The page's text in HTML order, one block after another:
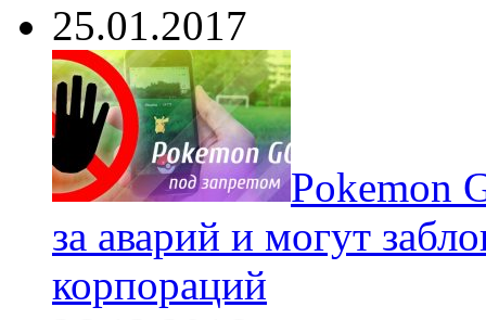
25.01.2017
Pokеmon
за аварий и могут
корпораций